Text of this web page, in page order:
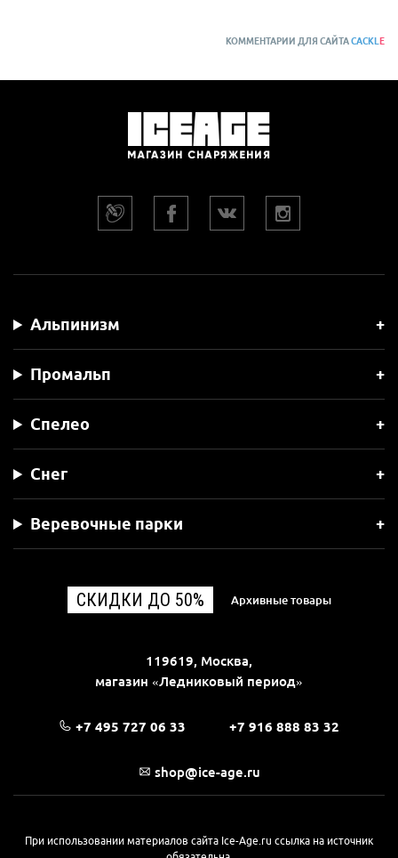
КОММЕНТАРИИ ДЛЯ САЙТАCACKLE
Альпинизм
Промальп
Спелео
Снег
Веревочные парки
СКИДКИ ДО 50% Архивные товары
119619, Москва,
магазин «Ледниковый период»
+7 495 727 06 33 +7 916 888 83 32
shop@ice-age.ru
При использовании материалов сайта Ice-Age.ru ссылка на источник